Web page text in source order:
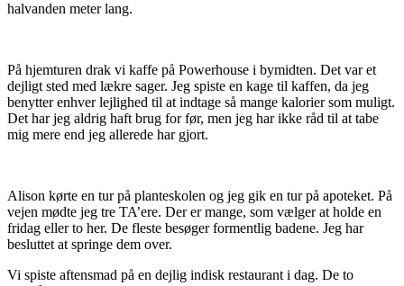
halvanden meter lang.
På hjemturen drak vi kaffe på Powerhouse i bymidten. Det var et
dejligt sted med lækre sager. Jeg spiste en kage til kaffen, da jeg
benytter enhver lejlighed til at indtage så mange kalorier som muligt.
Det har jeg aldrig haft brug for før, men jeg har ikke råd til at tabe
mig mere end jeg allerede har gjort.
Alison kørte en tur på planteskolen og jeg gik en tur på apoteket. På
vejen mødte jeg tre TA’ere. Der er mange, som vælger at holde en
fridag eller to her. De fleste besøger formentlig badene. Jeg har
besluttet at springe dem over.
Vi spiste aftensmad på en dejlig indisk restaurant i dag. De to